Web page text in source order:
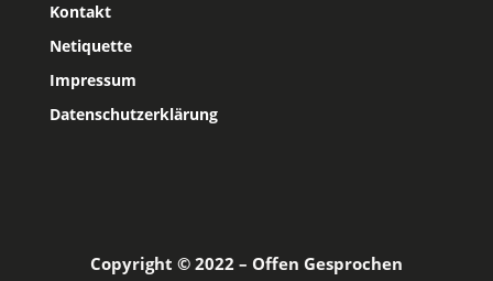
Kontakt
Netiquette
Impressum
Datenschutzerklärung
Copyright © 2022 – Offen Gesprochen